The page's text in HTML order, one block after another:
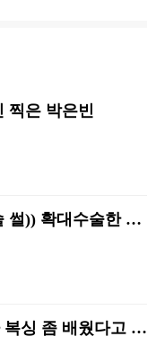
찍은 박은빈
비뇨기과 의사 수술 썰)) 확대수술한 여러 셀럽들
여러분 13살짜리가 복싱 좀 배웠다고 깝치는데 어떻게 할까요?